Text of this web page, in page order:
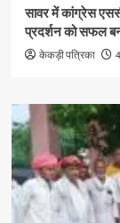
सावर में कांग्रेस
प्रदर्शन को सफल
केकड़ी पत्रिका